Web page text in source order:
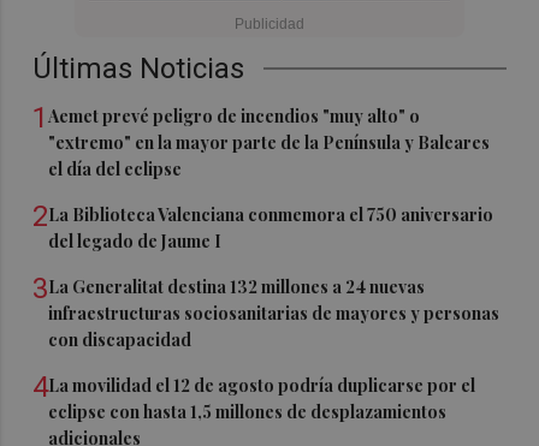
Últimas Noticias
1Aemet prevé peligro de incendios "muy alto" o
"extremo" en la mayor parte de la Península y Baleares
el día del eclipse
2La Biblioteca Valenciana conmemora el 750 aniversario
del legado de Jaume I
3La Generalitat destina 132 millones a 24 nuevas
infraestructuras sociosanitarias de mayores y personas
con discapacidad
4La movilidad el 12 de agosto podría duplicarse por el
eclipse con hasta 1,5 millones de desplazamientos
adicionales